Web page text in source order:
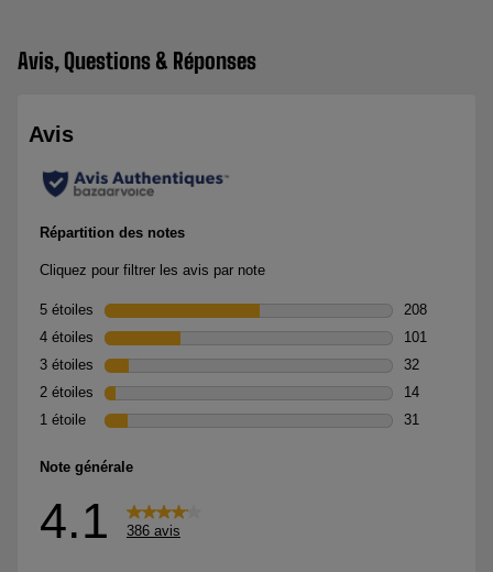
Avis, Questions & Réponses